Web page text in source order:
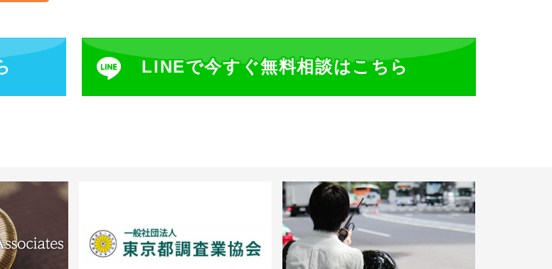
LINEで今すぐ無料相談はこちら